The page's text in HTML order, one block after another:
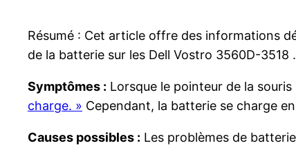
Résumé : Cet article offre des informations
de la batterie sur les Dell Vostro 3560D-
Symptômes : Lorsque le pointeur de la
charge. » Cependant, la batterie se charge
Causes possibles : Les problèmes de